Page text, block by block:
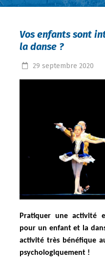
Vos enfants sont
la danse ?
29 septembre 2020
Pratiquer une activité
pour un enfant et la
activité très bénéfique
psychologiquement !